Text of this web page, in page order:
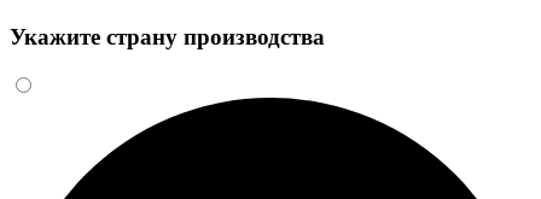
Укажите страну производства